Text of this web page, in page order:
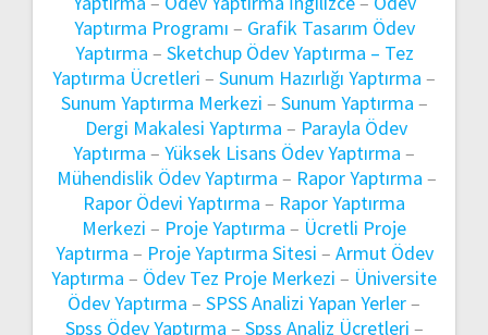
Yaptırma Programı – Grafik Tasarım Ödev
Yaptırma – Sketchup Ödev Yaptırma – Tez
Yaptırma Ücretleri – Sunum Hazırlığı Yaptırma –
Sunum Yaptırma Merkezi – Sunum Yaptırma –
Dergi Makalesi Yaptırma – Parayla Ödev
Yaptırma – Yüksek Lisans Ödev Yaptırma –
Mühendislik Ödev Yaptırma – Rapor Yaptırma –
Rapor Ödevi Yaptırma – Rapor Yaptırma
Merkezi – Proje Yaptırma – Ücretli Proje
Yaptırma – Proje Yaptırma Sitesi – Armut Ödev
Yaptırma – Ödev Tez Proje Merkezi – Üniversite
Ödev Yaptırma – SPSS Analizi Yapan Yerler–
Spss Ödev Yaptırma – Spss Analiz Ücretleri –